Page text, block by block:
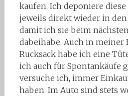
kaufen. Ich deponiere
jeweils direkt wieder in
damit ich sie beim
dabeihabe. Auch in meiner
Rucksack habe ich eine
ich auch für Spontankäufe
versuche ich, immer
haben. Im Auto sind stets